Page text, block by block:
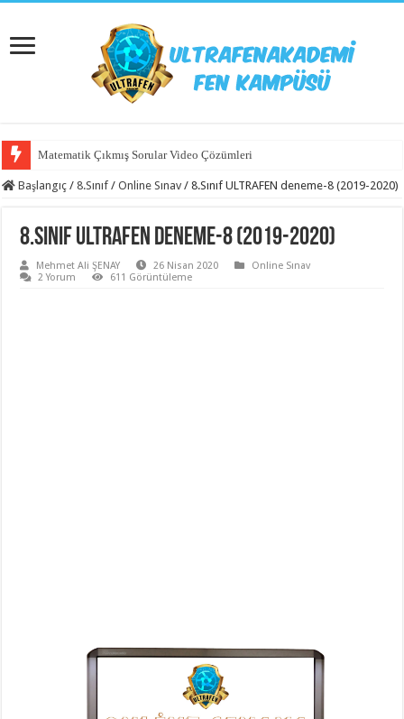
Matematik Çıkmış Sorular Video Çözümleri
Başlangıç / 8.Sınıf / Online Sınav / 8.Sınıf ULTRAFEN deneme-8 (2019-2020)
8.Sınıf ULTRAFEN deneme-8 (2019-2020)
Mehmet Ali ŞENAY 26 Nisan 2020
Online Sınav
2 Yorum
611 Görüntüleme